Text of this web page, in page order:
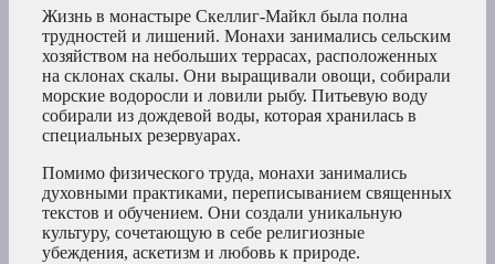
Жизнь в монастыре Скеллиг-Майкл была полна
трудностей и лишений. Монахи занимались сельским
хозяйством на небольших террасах, расположенных
на склонах скалы. Они выращивали овощи, собирали
морские водоросли и ловили рыбу. Питьевую воду
собирали из дождевой воды, которая хранилась в
специальных резервуарах.
Помимо физического труда, монахи занимались
духовными практиками, переписыванием священных
текстов и обучением. Они создали уникальную
культуру, сочетающую в себе религиозные
убеждения, аскетизм и любовь к природе.